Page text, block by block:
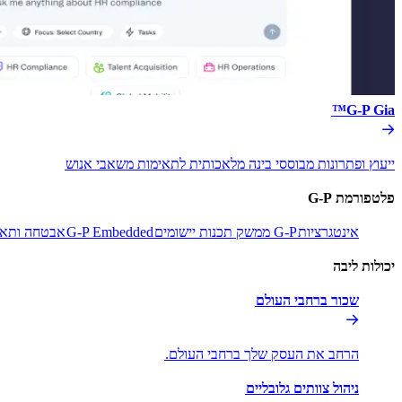
G-P Gia™​​
ייעוץ ופתרונות מבוססי בינה מלאכותית לתאימות משאבי אנוש​​
פלטפורמת G-P​​
אינטגרציות​​G-P ממשק תכנות יישומים​​ G-P Embedded​​אבטחה
יכולות ליבה​​
שכור ברחבי העולם​​
הרחב את העסק שלך ברחבי העולם.​​
ניהול צוותים גלובליים​​